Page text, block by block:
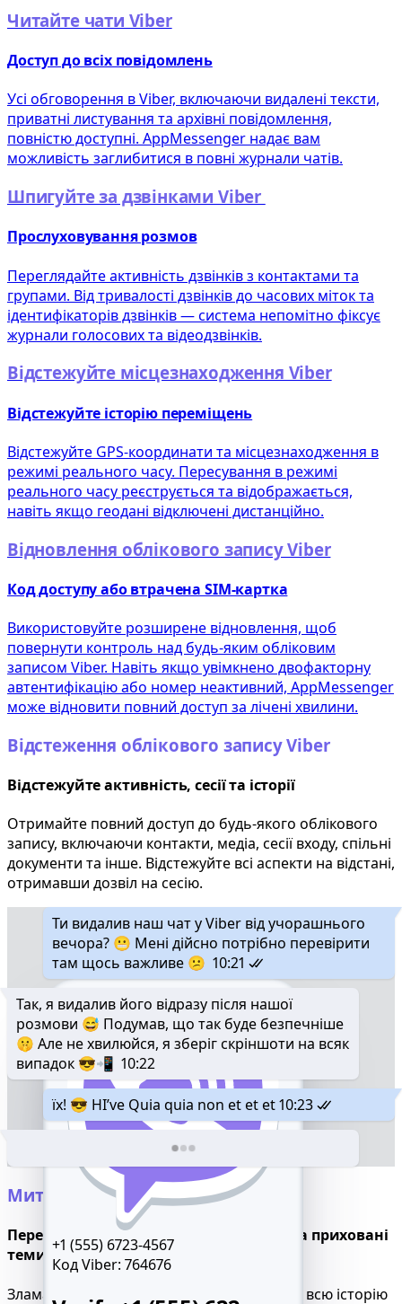
Читайте чати Viber
Доступ до всіх повідомлень
Усі обговорення в Viber, включаючи видалені тексти,
приватні листування та архівні повідомлення,
повністю доступні. AppMessenger надає вам
можливість заглибитися в повні журнали чатів.
Шпигуйте за дзвінками Viber
Прослуховування розмов
Переглядайте активність дзвінків з контактами та
групами. Від тривалості дзвінків до часових міток та
ідентифікаторів дзвінків — система непомітно фіксує
журнали голосових та відеодзвінків.
Відстежуйте місцезнаходження Viber
Відстежуйте історію переміщень
Відстежуйте GPS-координати та місцезнаходження в
режимі реального часу. Пересування в режимі
реального часу реєструється та відображається,
навіть якщо геодані відключені дистанційно.
Відновлення облікового запису Viber
Код доступу або втрачена SIM-картка
Використовуйте розширене відновлення, щоб
повернути контроль над будь-яким обліковим
записом Viber. Навіть якщо увімкнено двофакторну
автентифікацію або номер неактивний, AppMessenger
може відновити повний доступ за лічені хвилини.
Відстеження облікового запису Viber
Відстежуйте активність, сесії та історії
Отримайте повний доступ до будь-якого облікового
запису, включаючи контакти, медіа, сесії входу, спільні
документи та інше. Відстежуйте всі аспекти на відстані,
отримавши дозвіл на сесію.
+1 (555) 6723-4567
Код Viber: 764676
Ти видалив наш чат у Viber від учорашнього
вечора? 😬 Мені дійсно потрібно перевірити
там щось важливе 😕 10:21
Так, я видалив його відразу після нашої
розмови 😅 Подумав, що так буде безпечніше
🤫 Але не хвилюйся, я зберіг скріншоти на всяк
випадок 😎📲 10:22
їх! 😎 HI’ve Quia quia non et et et10:23
Миттєво читайте чати Viber
Переглядайте повідомлення, секрети та приховані
теми
Зламайте повідомлення Viber і розкрийте всю історію